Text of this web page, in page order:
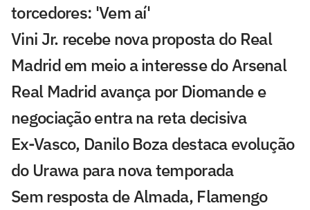
torcedores: 'Vem aí'
Vini Jr. recebe nova proposta do Real
Madrid em meio a interesse do Arsenal
Real Madrid avança por Diomande e
negociação entra na reta decisiva
Ex-Vasco, Danilo Boza destaca evolução
do Urawa para nova temporada
Sem resposta de Almada, Flamengo